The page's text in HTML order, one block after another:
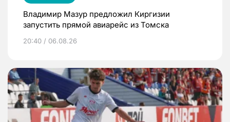
Владимир Мазур предложил Киргизии
запустить прямой авиарейс из Томска
20:40 / 06.08.26